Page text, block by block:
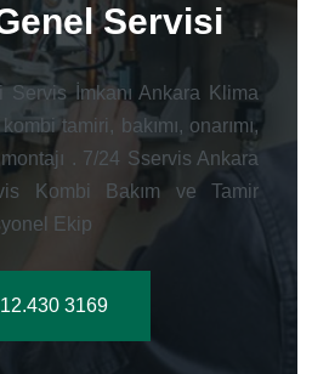
Servisi
Servis İmkanı Ankara Klima
tamiri, bakımı, onarımı,
. 7/24 Sservis Ankara
Kombi Bakım ve Tamir
Ekip
3169